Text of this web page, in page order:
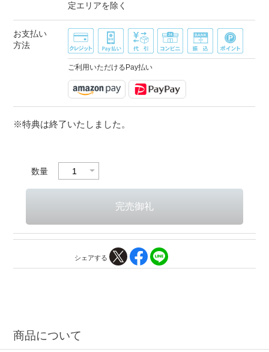
定エリアを除く
お支払い
方法
ご利用いただけるPay払い
※特典は終了いたしました。
数量
シェアする
商品について